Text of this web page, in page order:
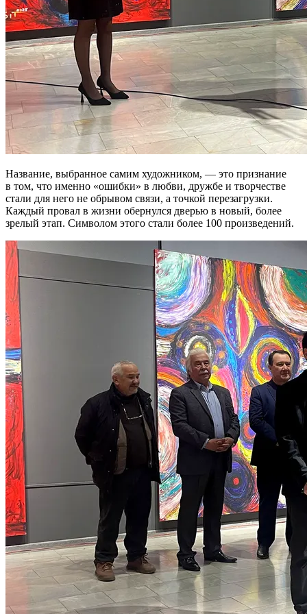
Название, выбранное самим художником, — это признание
в том, что именно «ошибки» в любви, дружбе и творчестве
стали для него не обрывом связи, а точкой перезагрузки.
Каждый провал в жизни обернулся дверью в новый, более
зрелый этап. Символом этого стали более 100 произведений.